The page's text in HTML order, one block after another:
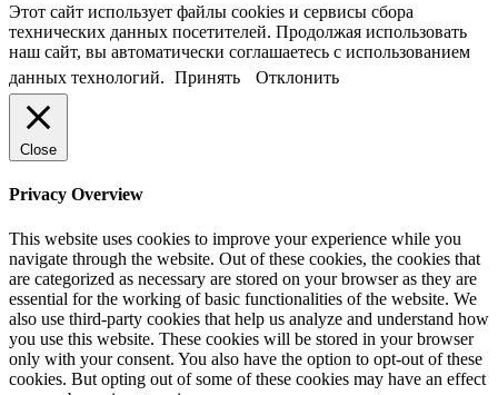
Этот сайт использует файлы cookies и сервисы сбора
технических данных посетителей. Продолжая использовать
наш сайт, вы автоматически соглашаетесь с использованием
данных технологий. Принять Отклонить
Close
Privacy Overview
This website uses cookies to improve your experience while you
navigate through the website. Out of these cookies, the cookies that
are categorized as necessary are stored on your browser as they are
essential for the working of basic functionalities of the website. We
also use third-party cookies that help us analyze and understand how
you use this website. These cookies will be stored in your browser
only with your consent. You also have the option to opt-out of these
cookies. But opting out of some of these cookies may have an effect